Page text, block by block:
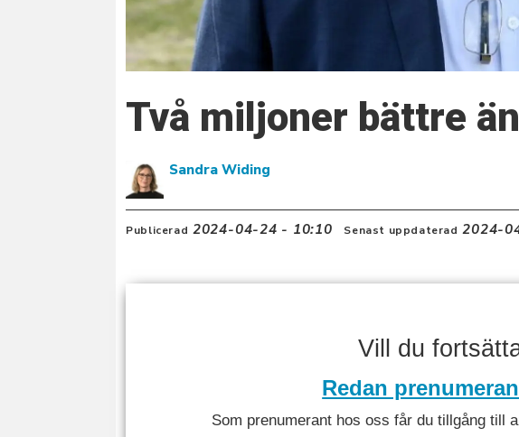
Två miljoner bättre
Sandra Widing
Publicerad 2024-04-24 - 10:10 Senast uppdaterad 2024-
Vill du
Redan
Som prenumerant hos oss får du tillgång till